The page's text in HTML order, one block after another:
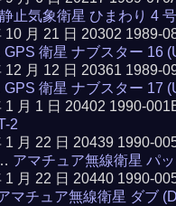
静止気象衛星 ひまわり 4
10 月 21 日 20302 1989-
GPS 衛星 ナブスター 16
12 月 12 日 20361 1989-
GPS 衛星 ナブスター 17
1 月 1 日 20402 1990-
2
1 月 22 日 20439 1990-
アマチュア無線衛星 パ
1 月 22 日 20440 1990-
マチュア無線衛星 ダブ